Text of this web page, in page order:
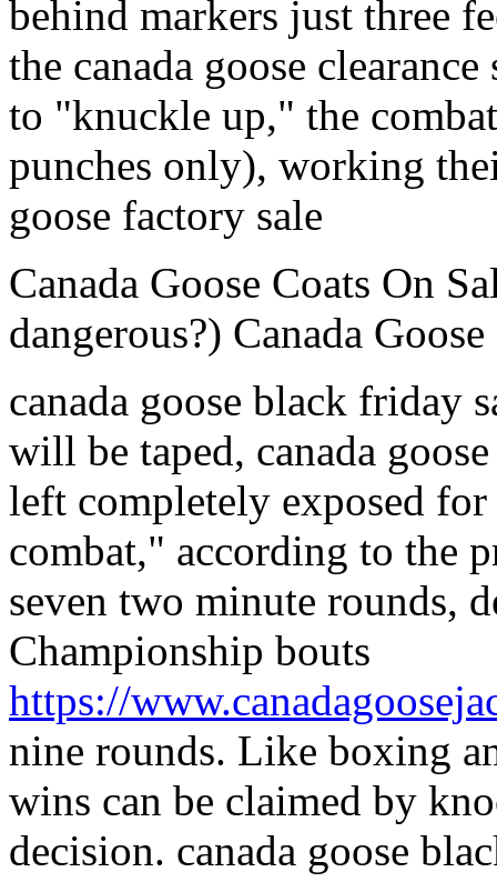
behind markers just three
the canada goose
to "knuckle up," the
punches only), working
goose factory sale
Canada Goose Coats On
dangerous?) Canada
canada goose black friday
will be taped, canada
left completely exposed
combat," according to the
seven two minute rounds,
Championship bouts
https://
nine rounds. Like boxing
wins can be claimed by
decision. canada goose